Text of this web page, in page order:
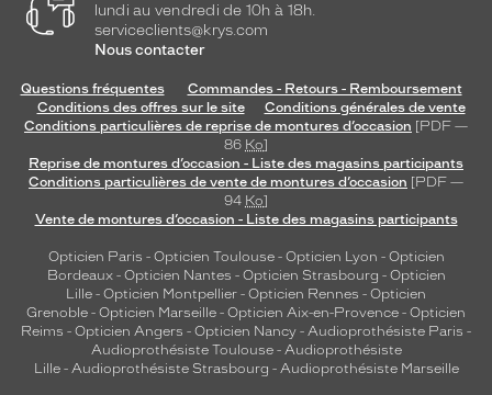
lundi au vendredi de 10h à 18h.
serviceclients@krys.com
Nous contacter
Questions fréquentes
Commandes - Retours - Remboursement
Conditions des offres sur le site
Conditions générales de vente
Conditions particulières de reprise de montures d’occasion [PDF —
86 Ko]
Reprise de montures d’occasion - Liste des magasins participants
Conditions particulières de vente de montures d’occasion [PDF —
94 Ko]
Vente de montures d’occasion - Liste des magasins participants
Opticien Paris - Opticien Toulouse- Opticien Lyon - Opticien
Bordeaux- Opticien Nantes - Opticien Strasbourg - Opticien
Lille - Opticien Montpellier - Opticien Rennes - Opticien
Grenoble - Opticien Marseille - Opticien Aix-en-Provence - Opticien
Reims - Opticien Angers - Opticien Nancy - Audioprothésiste Paris -
Audioprothésiste Toulouse- Audioprothésiste
Lille- Audioprothésiste Strasbourg - Audioprothésiste Marseille